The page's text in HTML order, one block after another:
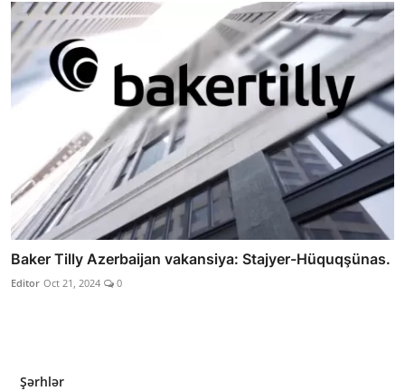
Baker Tilly Azerbaijan vakansiya: Stajyer-Hüquqşünas.
Editor Oct 21, 2024 0
Şərhlər